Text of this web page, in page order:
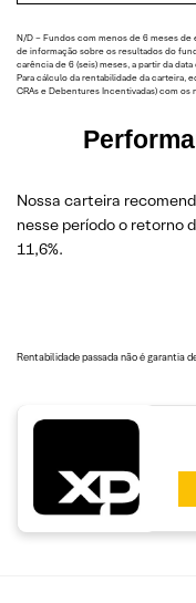
N/D – Fundos com menos de 6 meses de
de informação sobre os resultados do
carência de 6 (seis) meses, a partir da
Para cálculo da rentabilidade da carteira,
CRAs e Debentures Incentivadas) com os
Nossa carteira
nesse período o retorno
11,6%.
Rentabilidade passada não é garantia